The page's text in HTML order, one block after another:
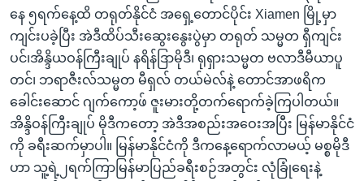
နေ ၅ရက်နေ့ထိ တရုတ်နိုင်ငံ အရှေ့တောင်ပိုင်း Xiamen မြို့မှာ
ကျင်းပခဲ့ပြီး အဲဒီထိပ်သီးဆွေးနွေးပွဲမှာ တရုတ် သမ္မတ ရှီကျင်း
ပင်၊အိန္ဒိယဝန်ကြီးချုပ် နရိန်ဒြာမိုဒီ၊ ရုရှားသမ္မတ ဗလာဒီမီယာပူ
တင်၊ ဘရာဇီးလ်သမ္မတ မီရှလ် တယ်မဲလ်နဲ့ တောင်အာဖရိက
ခေါင်းဆောင် ဂျက်ကော့ဖ် ဇူးမားတို့တက်ရောက်ခဲ့ကြပါတယ်။
အိန္ဒိဝန်ကြီးချုပ် မိုဒီကတော့ အဲဒီအစည်းအဝေးအပြီး မြန်မာနိုင်ငံ
ကို ခရီးဆက်မှာပါ။ မြန်မာနိုင်ငံကို ဒီကနေ့ရောက်လာမယ့် မစ္စမိုဒီ
ဟာ သူ့ရဲ့၂ရက်ကြာမြန်မာပြည်ခရီးစဉ်အတွင်း လုံခြုံရေးနဲ့